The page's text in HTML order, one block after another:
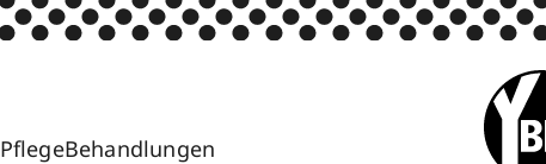
PflegeBehandlungen